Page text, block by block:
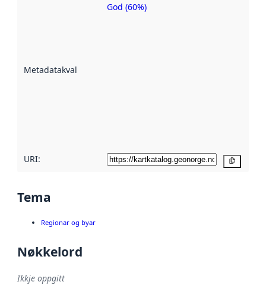
Metadatakvalitet
Metadatakvalitet
God (60%)
URI:
Tema
Regionar og byar
Nøkkelord
Ikkje oppgitt